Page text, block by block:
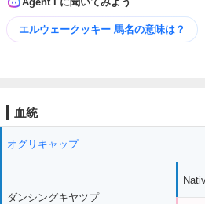
エルウェークッキー 馬名の意味は？
血統
オグリキャップ
ダンシングキヤツプ